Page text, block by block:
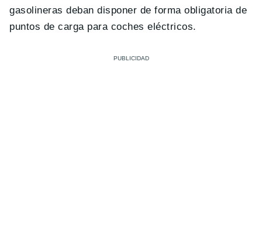
gasolineras deban disponer de forma obligatoria de
puntos de carga para coches eléctricos.